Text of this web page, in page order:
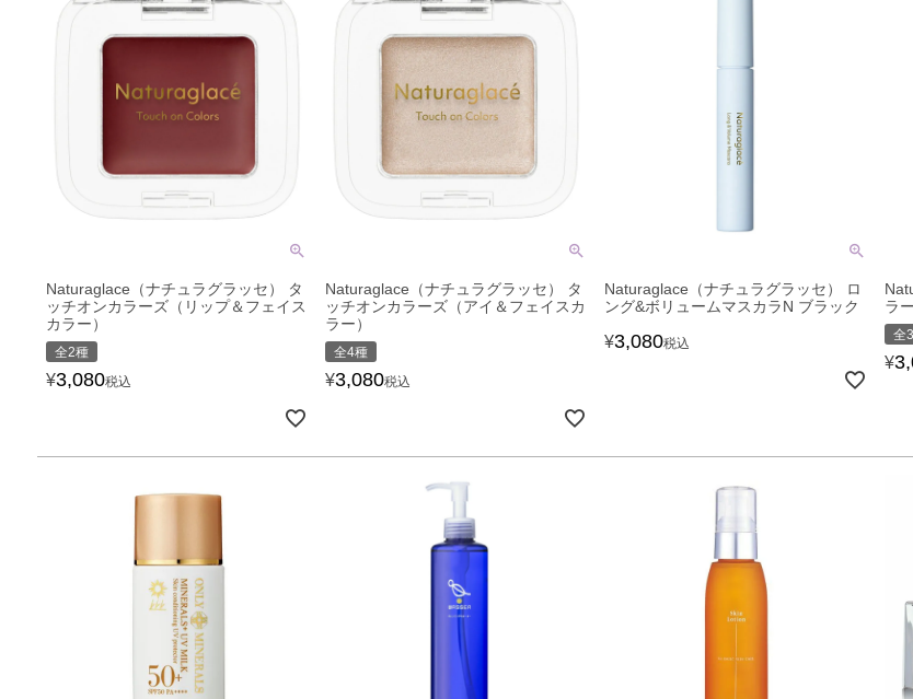
Naturaglace（ナチュラグラッセ） タ
ッチオンカラーズ（リップ＆フェイス
カラー）
全2種
¥3,080税込
Naturaglace（ナチュラグラッセ） タ
ッチオンカラーズ（アイ＆フェイスカ
ラー）
全4種
¥3,080税込
Naturaglace（ナチュラグラッセ） ロ
ング&ボリュームマスカラN ブラック
¥3,080税込
ラ
全
¥